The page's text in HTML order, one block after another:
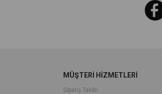
MÜŞTERİ HİZMETLERİ
Sipariş Takibi